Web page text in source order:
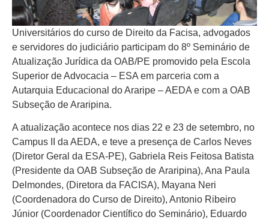
Universitários do curso de Direito da Facisa, advogados
e servidores do judiciário participam do 8º Seminário de
Atualização Jurídica da OAB/PE promovido pela Escola
Superior de Advocacia – ESA em parceria com a
Autarquia Educacional do Araripe – AEDA e com a OAB
Subseção de Araripina.
A atualização acontece nos dias 22 e 23 de setembro, no
Campus II da AEDA, e teve a presença de Carlos Neves
(Diretor Geral da ESA-PE), Gabriela Reis Feitosa Batista
(Presidente da OAB Subseção de Araripina), Ana Paula
Delmondes, (Diretora da FACISA), Mayana Neri
(Coordenadora do Curso de Direito), Antonio Ribeiro
Júnior (Coordenador Científico do Seminário), Eduardo